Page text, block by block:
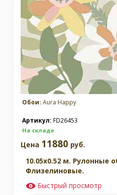
Обои: Aura Happy
Артикул: FD26453
На складе
Цена 11880 руб.
10.05x0.52 м. Рулонные
Флизелиновые.
Быстрый просмотр